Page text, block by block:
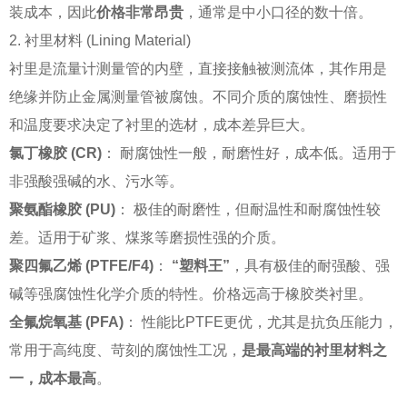
装成本，因此价格非常昂贵 ，通常是中小口径的数十倍。
2. 衬里材料 (Lining Material)
衬里是流量计测量管的内壁，直接接触被测流体，其作用是
绝缘并防止金属测量管被腐蚀。不同介质的腐蚀性、磨损性
和温度要求决定了衬里的选材，成本差异巨大。
氯丁橡胶 (CR) ： 耐腐蚀性一般，耐磨性好，成本低。适用于
非强酸强碱的水、污水等。
聚氨酯橡胶 (PU) ： 极佳的耐磨性，但耐温性和耐腐蚀性较
差。适用于矿浆、煤浆等磨损性强的介质。
聚四氟乙烯 (PTFE/F4) ： “塑料王” ，具有极佳的耐强酸、强
碱等强腐蚀性化学介质的特性。价格远高于橡胶类衬里。
全氟烷氧基 (PFA) ： 性能比PTFE更优，尤其是抗负压能力，
常用于高纯度、苛刻的腐蚀性工况， 是最高端的衬里材料之
一，成本最高。